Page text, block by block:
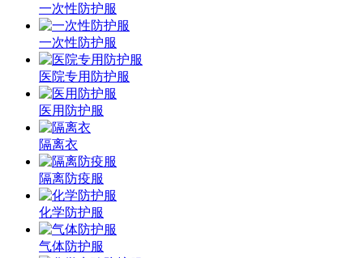
一次性防护服
一次性防护服
医院专用防护服
医用防护服
隔离衣
隔离防疫服
化学防护服
气体防护服